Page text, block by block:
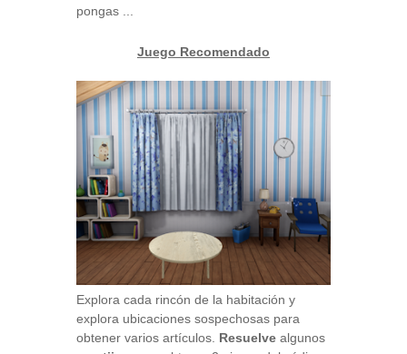
pongas ...
Juego Recomendado
Explora cada rincón de la habitación y
explora ubicaciones sospechosas para
obtener varios artículos. Resuelve algunos